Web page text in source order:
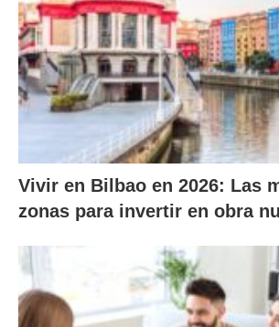
Vivir en Bilbao en 2026: Las
zonas para invertir en obra